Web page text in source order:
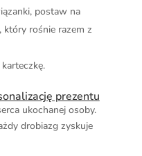
postaw na
rośnie razem z
prezentu
ukochanej osoby.
drobiazg zyskuje